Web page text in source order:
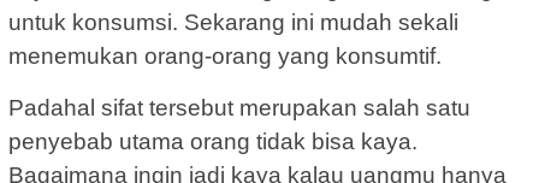
untuk konsumsi. Sekarang ini mudah sekali
menemukan orang-orang yang konsumtif.
Padahal sifat tersebut merupakan salah satu
penyebab utama orang tidak bisa kaya.
Bagaimana ingin jadi kaya kalau uangmu hanya